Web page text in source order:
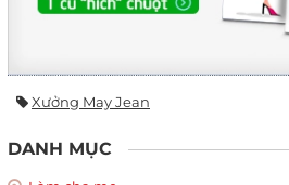
Xưởng May Jean
DANH MỤC